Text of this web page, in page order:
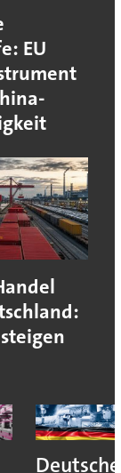
EU
Deutsche